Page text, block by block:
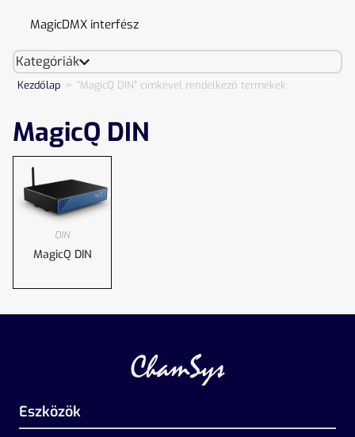
MagicDMX interfész
Kategóriák
Kezdőlap > “MagicQ DIN” címkével rendelkező termékek
MagicQ DIN
DIN
MagicQ DIN
Eszközök